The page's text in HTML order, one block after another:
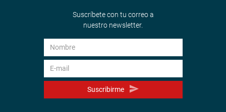
Suscríbete con tu correo a
nuestro newsletter.
Suscribirme